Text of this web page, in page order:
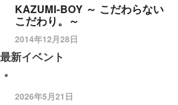
KAZUMI-BOY ～ こだわらない
こだわり。～
2014年12月28日
最新イベント
2026年5月21日